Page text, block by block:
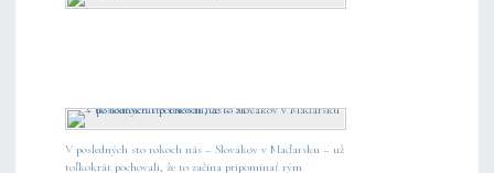
V posledných sto rokoch nás – Slovákov v Maďarsku – už
toľkokrát pochovali, že to začína pripomínať rým